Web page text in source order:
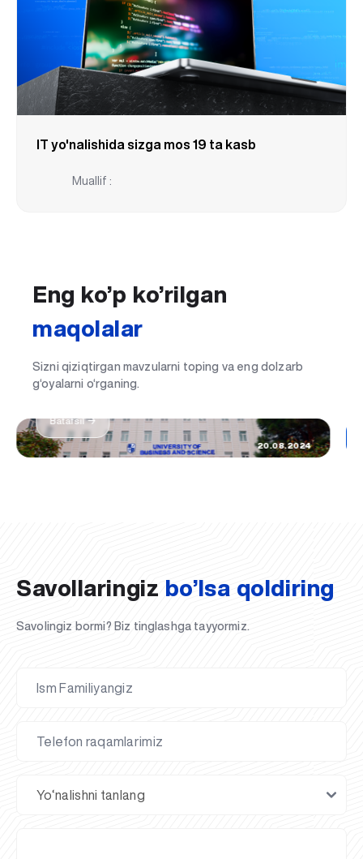
IT yo'nalishida sizga mos 19 ta kasb
Muallif :
Eng ko’p ko’rilgan
maqolalar
Sizni qiziqtirgan mavzularni toping va eng dolzarb
g‘oyalarni o‘rganing.
20.08.2024
Hayotimdagi eng muhim kun: UBS talabasi
Batafsil →
Savollaringiz bo’lsa qoldiring
Savolingiz bormi? Biz tinglashga tayyormiz.